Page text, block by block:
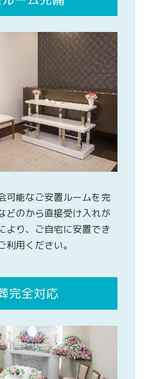
可能なご安置ルームを完
どのから直接受け入れが
より、ご自宅に安置でき
用ください。
完全対応